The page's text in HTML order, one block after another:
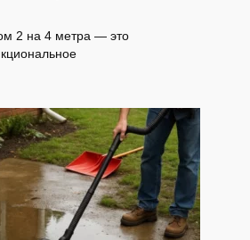
2 на 4 метра — это